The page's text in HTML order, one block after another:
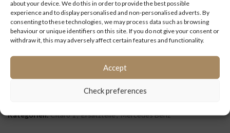
about your device. We do this in order to provide the best possible
experience and to display personalised and non-personalised adverts. By
consenting to these technologies, we may process data such as browsing
behaviour or unique identifiers on this site. If you do not give your consent or
withdraw it, this may adversely affect certain features and functionality.
Accept
Check preferences
ID: 7824
Extra Information:
Kategorien:Citaro 1, Ersatzteile, Mercedes Benz